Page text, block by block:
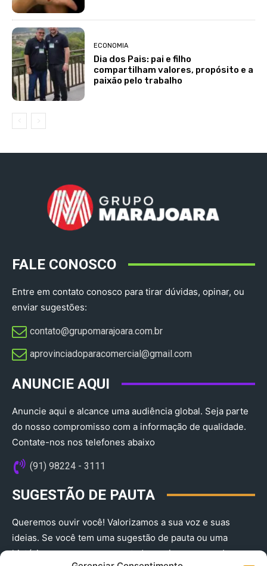
ECONOMIA
Dia dos Pais: pai e filho
compartilham valores, propósito e a
paixão pelo trabalho
FALE CONOSCO
Entre em contato conosco para tirar dúvidas, opinar, ou
enviar sugestões:
contato@grupomarajoara.com.br
aprovinciadoparacomercial@gmail.com​
ANUNCIE AQUI
Anuncie aqui e alcance uma audiência global. Seja parte
do nosso compromisso com a informação de qualidade.
Contate-nos nos telefones abaixo
(91) 98224 - 3111
SUGESTÃO DE PAUTA
Queremos ouvir você! Valorizamos a sua voz e suas
ideias. Se você tem uma sugestão de pauta ou uma
história que merece ser contada, envie-nos agora!